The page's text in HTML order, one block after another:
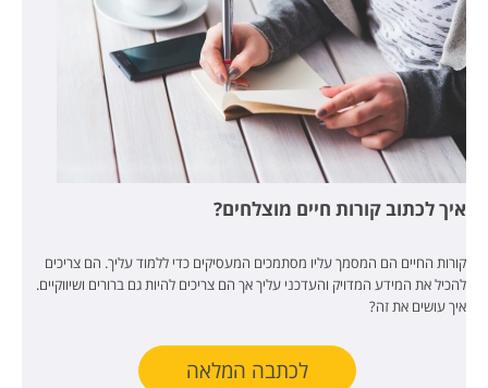
איך לכתוב קורות חיים מוצלחים?
קורות החיים הם המסמך עליו מסתמכים המעסיקים כדי ללמוד עליך. הם צריכים
להכיל את המידע המדויק והעדכני עליך אך הם צריכים להיות גם ברורים ושיווקיים.
איך עושים את זה?
לכתבה המלאה